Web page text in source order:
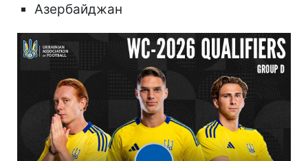
Азербайджан